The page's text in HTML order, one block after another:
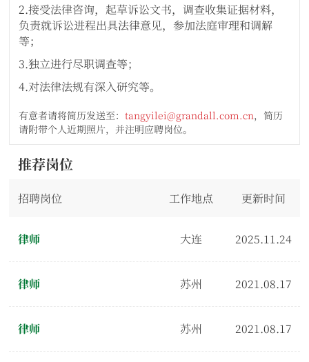
2.接受法律咨询，起草诉讼文书，调查收集证据材料，
负责就诉讼进程出具法律意见，参加法庭审理和调解
等；
3.独立进行尽职调查等；
4.对法律法规有深入研究等。
有意者请将简历发送至：tangyilei@grandall.com.cn，简历
请附带个人近期照片，并注明应聘岗位。
推荐岗位
招聘岗位 工作地点 更新时间
律师 大连 2025.11.24
律师 苏州 2021.08.17
律师 苏州 2021.08.17